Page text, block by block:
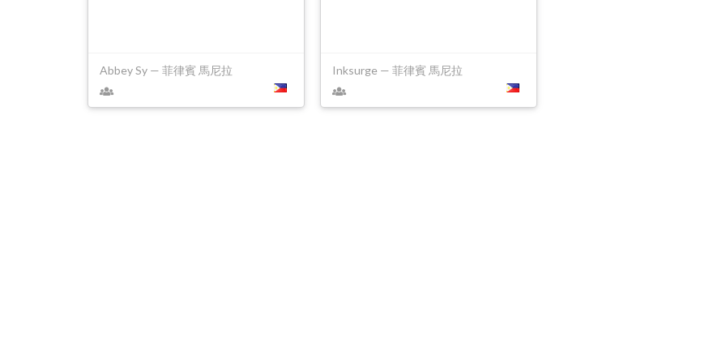
Abbey Sy — 菲律賓 馬尼拉 Inksurge — 菲律賓 馬尼拉